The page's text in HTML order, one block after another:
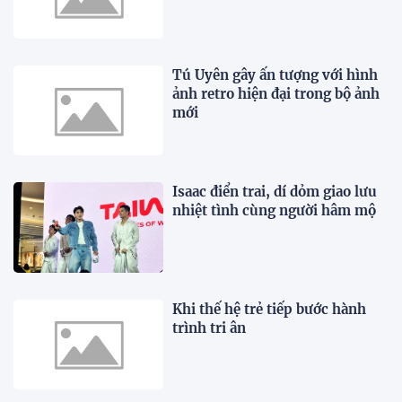
Tú Uyên gây ấn tượng với hình
ảnh retro hiện đại trong bộ ảnh
mới
Isaac điển trai, dí dỏm giao lưu
nhiệt tình cùng người hâm mộ
Khi thế hệ trẻ tiếp bước hành
trình tri ân